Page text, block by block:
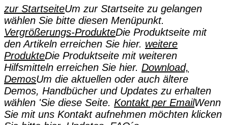
zur StartseiteUm zur Startseite zu gelangen
wählen Sie bitte diesen Menüpunkt.
Vergrößerungs-ProdukteDie Produktseite mit
den Artikeln erreichen Sie hier. weitere
ProdukteDie Produktseite mit weiteren
Hilfsmitteln erreichen Sie hier. Download,
DemosUm die aktuellen oder auch ältere
Demos, Handbücher und Updates zu erhalten
wählen 'Sie diese Seite. Kontakt per EmailWenn
Sie mit uns Kontakt aufnehmen möchten klicken